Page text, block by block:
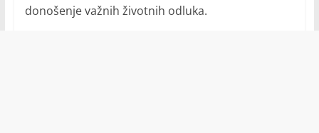
donošenje važnih životnih odluka.